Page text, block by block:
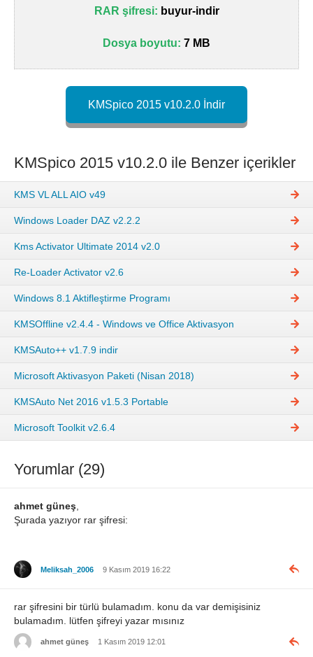
RAR şifresi: buyur-indir
Dosya boyutu: 7 MB
KMSpico 2015 v10.2.0 İndir
KMSpico 2015 v10.2.0 ile Benzer içerikler
KMS VL ALL AIO v49
Windows Loader DAZ v2.2.2
Kms Activator Ultimate 2014 v2.0
Re-Loader Activator v2.6
Windows 8.1 Aktifleştirme Programı
KMSOffline v2.4.4 - Windows ve Office Aktivasyon
KMSAuto++ v1.7.9 indir
Microsoft Aktivasyon Paketi (Nisan 2018)
KMSAuto Net 2016 v1.5.3 Portable
Microsoft Toolkit v2.6.4
Yorumlar (29)
ahmet güneş,
Şurada yazıyor rar şifresi:
Meliksah_2006 9 Kasım 2019 16:22
rar şifresini bir türlü bulamadım. konu da var demişisiniz
bulamadım. lütfen şifreyi yazar mısınız
ahmet güneş 1 Kasım 2019 12:01